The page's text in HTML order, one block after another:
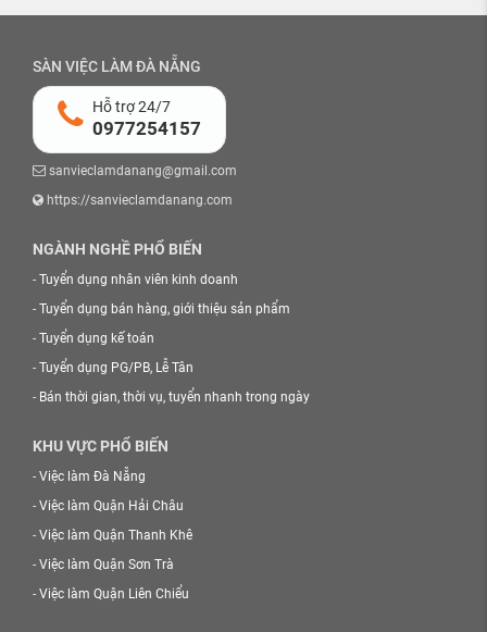
SÀN VIỆC LÀM ĐÀ NẴNG
Hỗ trợ 24/7
0977254157
sanvieclamdanang@gmail.com
https://sanvieclamdanang.com
NGÀNH NGHỀ PHỔ BIẾN
- Tuyển dụng nhân viên kinh doanh
- Tuyển dụng bán hàng, giới thiệu sản phẩm
- Tuyển dụng kế toán
- Tuyển dụng PG/PB, Lễ Tân
- Bán thời gian, thời vụ, tuyển nhanh trong ngày
KHU VỰC PHỔ BIẾN
- Việc làm Đà Nẵng
- Việc làm Quận Hải Châu
- Việc làm Quận Thanh Khê
- Việc làm Quận Sơn Trà
- Việc làm Quận Liên Chiểu